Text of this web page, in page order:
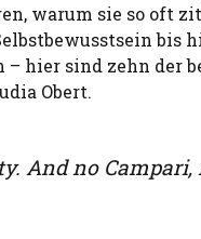
warum sie so oft
bis
– hier sind zehn der
Obert.
And no Campari,